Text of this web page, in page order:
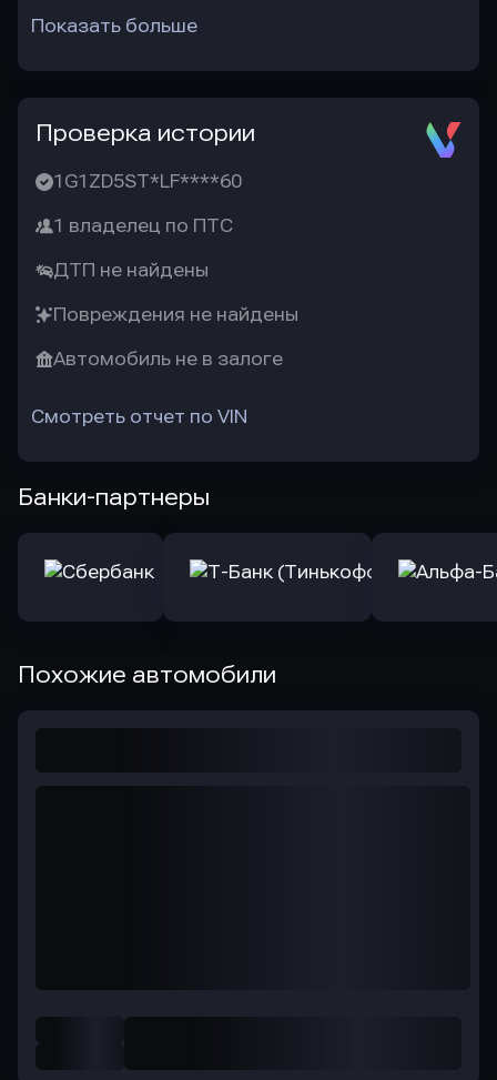
Показать больше
Проверка истории
1G1ZD5ST*LF****60
1 владелец по ПТС
ДТП не найдены
Повреждения не найдены
Автомобиль не в залоге
Смотреть отчет по VIN
Банки-партнеры
Похожие автомобили